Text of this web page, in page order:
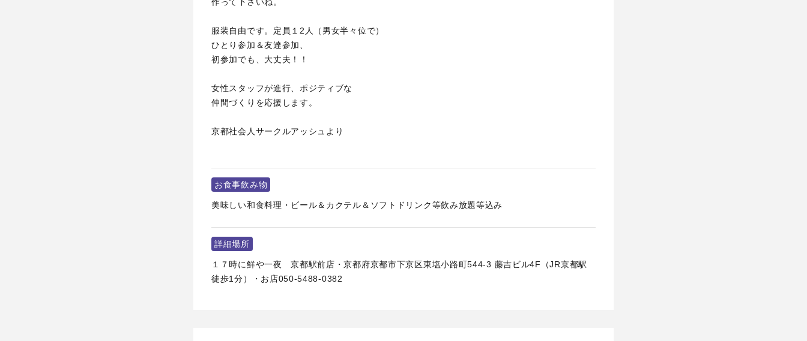
服装自由です。定員１2人（男女半々位で）
ひとり参加＆友達参加、
初参加でも、大丈夫！！
女性スタッフが進行、ポジティブな
仲間づくりを応援します。
京都社会人サークルアッシュより
お食事飲み物
美味しい和食料理・ビール＆カクテル＆ソフトドリンク等飲み放題等込み
詳細場所
１７時に鮮や一夜 京都駅前店・京都府京都市下京区東塩小路町544-3 藤吉ビル4F（JR京都駅
徒歩1分）・お店050-5488-0382